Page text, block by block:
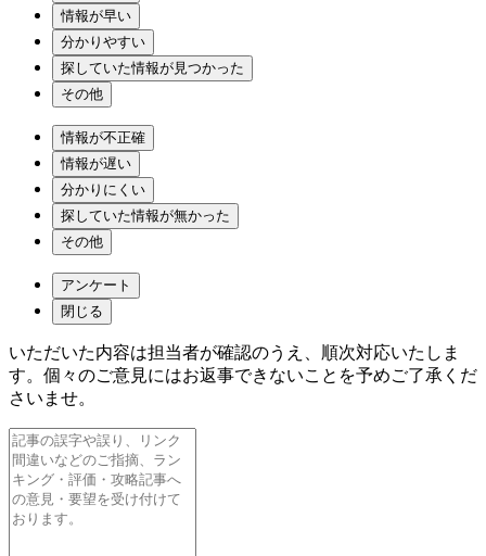
情報が早い
分かりやすい
探していた情報が見つかった
その他
情報が不正確
情報が遅い
分かりにくい
探していた情報が無かった
その他
アンケート
閉じる
いただいた内容は担当者が確認のうえ、順次対応いたしま
す。個々のご意見にはお返事できないことを予めご了承くだ
さいませ。